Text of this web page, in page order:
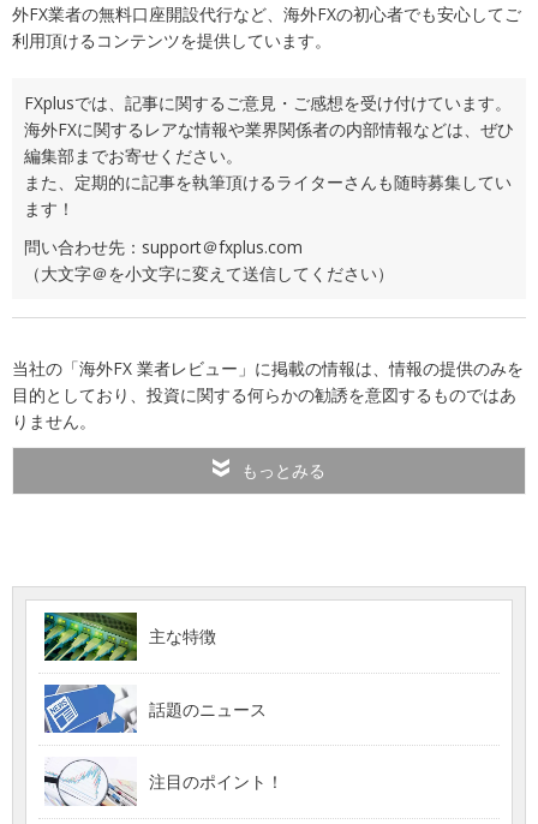
外FX業者の無料口座開設代行など、海外FXの初心者でも安心してご
利用頂けるコンテンツを提供しています。
FXplusでは、記事に関するご意見・ご感想を受け付けています。
海外FXに関するレアな情報や業界関係者の内部情報などは、ぜひ
編集部までお寄せください。
また、定期的に記事を執筆頂けるライターさんも随時募集してい
ます！
問い合わせ先：support＠fxplus.com
（大文字＠を小文字に変えて送信してください）
当社の「海外FX 業者レビュー」に掲載の情報は、情報の提供のみを
目的としており、投資に関する何らかの勧誘を意図するものではあ
りません。
もっとみる
主な特徴
話題のニュース
注目のポイント！